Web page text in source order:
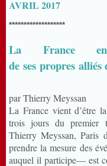
AVRIL 2017
*******************
La France
de ses propres alliés
parThierry Meyssan
La France vient d’être
trois jours du premier
Thierry Meyssan, Paris
prendre la mesure des
auquel il participe— est